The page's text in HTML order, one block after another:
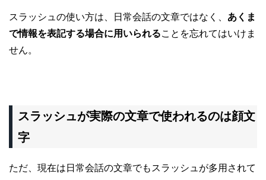
スラッシュの使い方は、日常会話の文章ではなく、 あくま
で情報を表記する場合に用いられることを忘れてはいけま
せん。
スラッシュが実際の文章で使われるのは顔文
字
ただ、現在は日常会話の文章でもスラッシュが多用されて